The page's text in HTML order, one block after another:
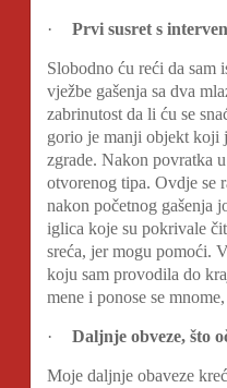
· Prvi susret s
Slobodno ću reći da sam
vježbe gašenja sa dva
zabrinutost da li ću se
gorio je manji objekt koji
zgrade. Nakon povratka
otvorenog tipa. Ovdje se
nakon početnog gašenja
iglica koje su pokrivale
sreća, jer mogu pomoći.
koju sam provodila do
mene i ponose se
· Daljnje obveze, što
Moje daljnje obaveze